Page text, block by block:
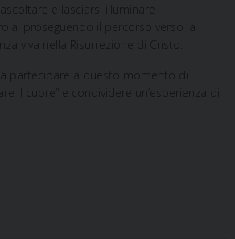
e lasciarsi illuminare
proseguendo il percorso verso la
viva nella Risurrezione di Cristo.
partecipare a questo momento di
il cuore” e condividere un’esperienza di